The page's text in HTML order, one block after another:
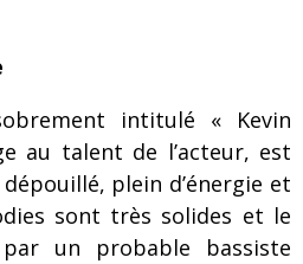
intitulé « Kevin
au talent de l’acteur, est
plein d’énergie et
sont très solides et le
un probable bassiste